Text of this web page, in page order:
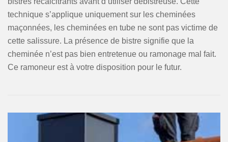
technique s’applique uniquement sur les cheminées
maçonnées, les cheminées en tube ne sont pas victime de
cette salissure. La présence de bistre signifie que la
cheminée n’est pas bien entretenue ou ramonage mal fait.
Ce ramoneur est à votre disposition pour le futur.